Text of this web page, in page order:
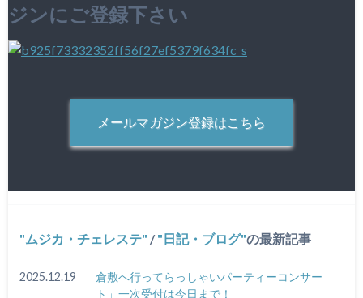
ジンにご登録下さい
メールマガジン登録はこちら
ムジカ・チェレステ / 日記・ブログ の最新記事
2025.12.19
倉敷へ行ってらっしゃいパーティーコンサー
ト」一次受付は今日まで！